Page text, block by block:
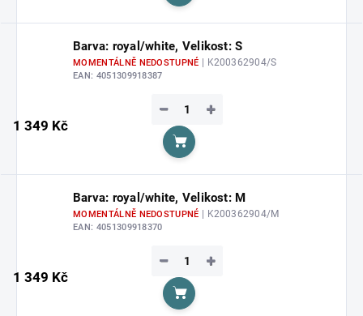
Barva: royal/white, Velikost: S
MOMENTÁLNĚ NEDOSTUPNÉ | K200362904/S
EAN: 4051309918387
1 349 Kč
+
−
Do košíku
Barva: royal/white, Velikost: M
MOMENTÁLNĚ NEDOSTUPNÉ | K200362904/M
EAN: 4051309918370
1 349 Kč
+
−
Do košíku